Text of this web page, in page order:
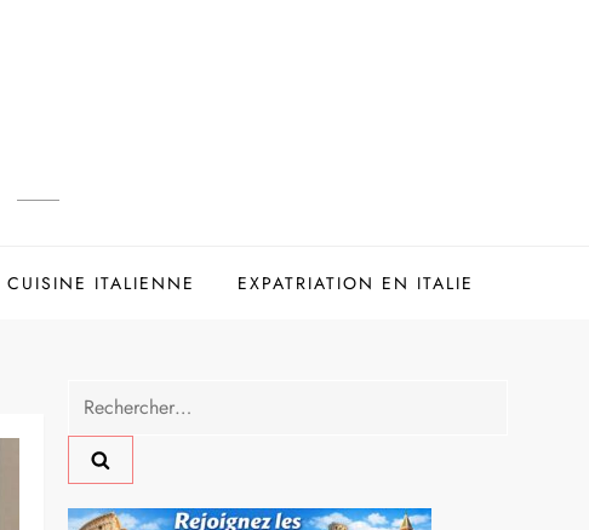
CUISINE ITALIENNE EXPATRIATION EN ITALIE
Rechercher :